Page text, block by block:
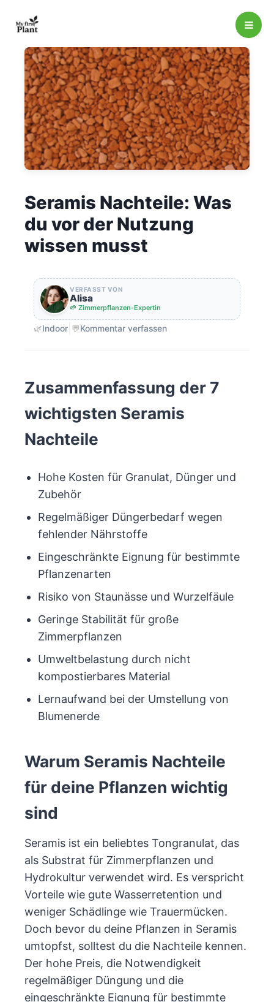
Inhalt
Seramis Nachteile: Was
du vor der Nutzung
wissen musst
VERFASST VON
Alisa
🌱 Zimmerpflanzen-Expertin
🌿Indoor 💬Kommentar verfassen
Zusammenfassung der 7
wichtigsten Seramis
Nachteile
Hohe Kosten für Granulat, Dünger und
Zubehör
Regelmäßiger Düngerbedarf wegen
fehlender Nährstoffe
Eingeschränkte Eignung für bestimmte
Pflanzenarten
Risiko von Staunässe und Wurzelfäule
Geringe Stabilität für große
Zimmerpflanzen
Umweltbelastung durch nicht
kompostierbares Material
Lernaufwand bei der Umstellung von
Blumenerde
Warum Seramis Nachteile
für deine Pflanzen wichtig
sind
Seramis ist ein beliebtes Tongranulat, das
als Substrat für Zimmerpflanzen und
Hydrokultur verwendet wird. Es verspricht
Vorteile wie gute Wasserretention und
weniger Schädlinge wie Trauermücken.
Doch bevor du deine Pflanzen in Seramis
umtopfst, solltest du die Nachteile kennen.
Der hohe Preis, die Notwendigkeit
regelmäßiger Düngung und die
eingeschränkte Eignung für bestimmte